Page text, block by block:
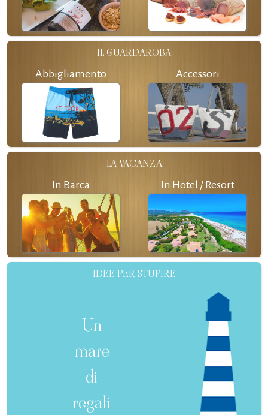
IL GUARDAROBA
Abbigliamento Accessori
LA VACANZA
In Barca In Hotel / Resort
IDEE PER STUPIRE
Un
mare
di
regali